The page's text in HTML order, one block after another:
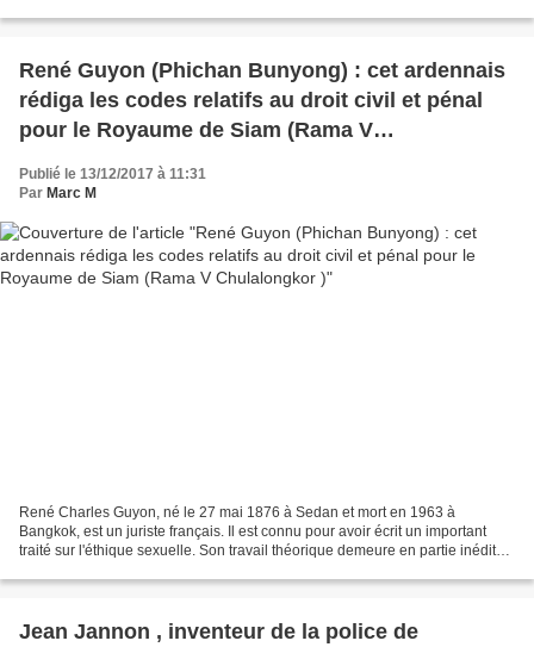
René Guyon (Phichan Bunyong) : cet ardennais
rédiga les codes relatifs au droit civil et pénal
pour le Royaume de Siam (Rama V
Chulalongkor )
Publié le 13/12/2017 à 11:31
Par Marc M
René Charles Guyon, né le 27 mai 1876 à Sedan et mort en 1963 à
Bangkok, est un juriste français. Il est connu pour avoir écrit un important
traité sur l'éthique sexuelle. Son travail théorique demeure en partie inédit
Jean Jannon , inventeur de la police de